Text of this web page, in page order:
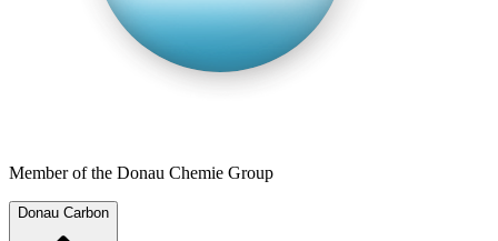
Member of the Donau Chemie Group
Donau Carbon